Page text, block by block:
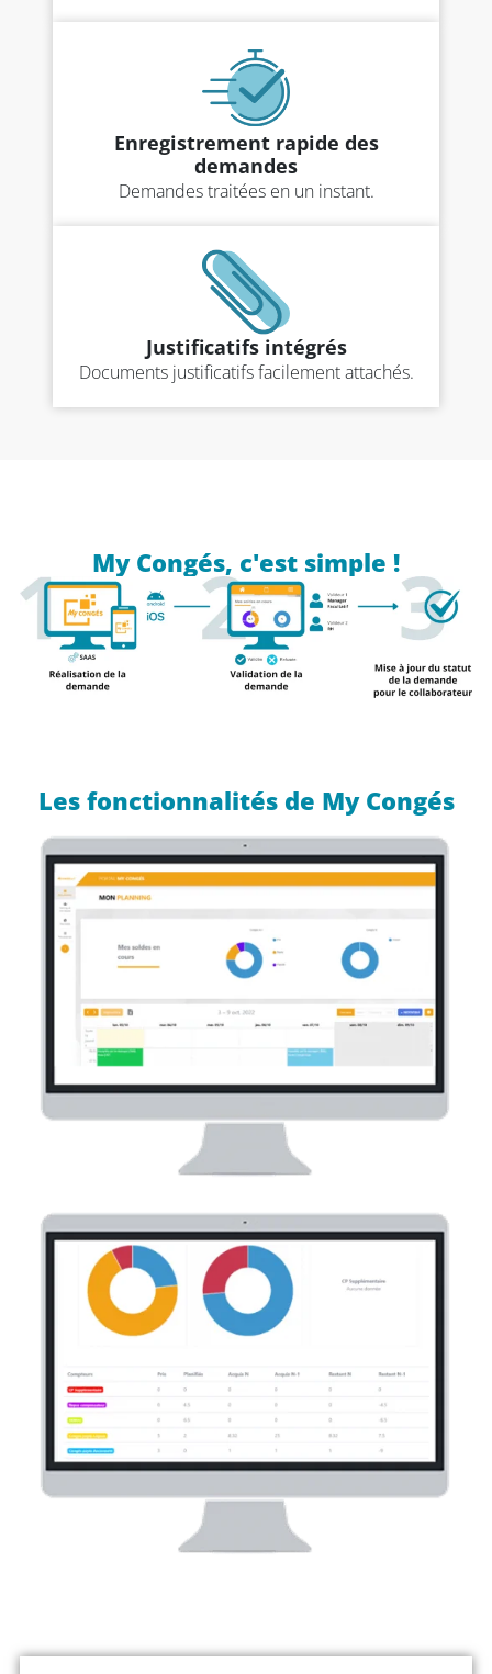
Enregistrement rapide des
demandes
Demandes traitées en un instant.
Justificatifs intégrés
Documents justificatifs facilement attachés.
My Congés, c'est simple !
Les fonctionnalités de My Congés